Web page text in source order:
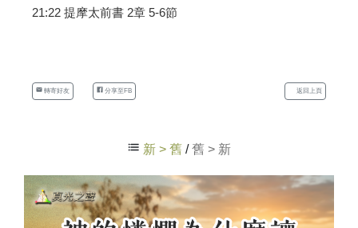
21:22 提摩太前書 2章 5-6節
轉寄好友 分享至FB 返回上頁
新 > 舊 /舊 > 新